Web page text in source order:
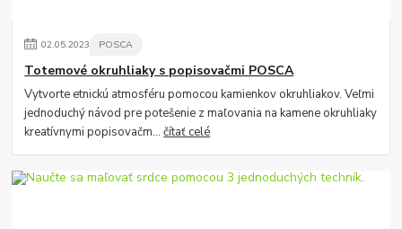
02.05.2023 POSCA
Totemové okruhliaky s popisovačmi POSCA
Vytvorte etnickú atmosféru pomocou kamienkov okruhliakov. Veľmi
jednoduchý návod pre potešenie z maľovania na kamene okruhliaky
kreatívnymi popisovačm...čítať celé